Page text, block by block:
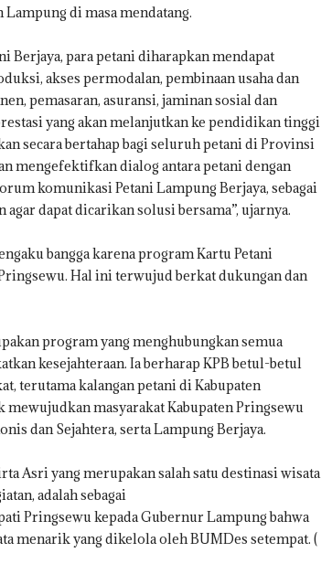
di masa mendatang.
Berjaya, para petani diharapkan mendapat
akses permodalan, pembinaan usaha dan
pemasaran, asuransi, jaminan sosial dan
yang akan melanjutkan ke pendidikan tinggi
secara bertahap bagi seluruh petani di Provinsi
mengefektifkan dialog antara petani dengan
komunikasi Petani Lampung Berjaya, sebagai
dapat dicarikan solusi bersama”, ujarnya.
bangga karena program Kartu Petani
Hal ini terwujud berkat dukungan dan
program yang menghubungkan semua
kesejahteraan. Ia berharap KPB betul-betul
terutama kalangan petani di Kabupaten
mewujudkan masyarakat Kabupaten Pringsewu
dan Sejahtera, serta Lampung Berjaya.
Asri yang merupakan salah satu destinasi wisata
adalah sebagai
Pringsewu kepada Gubernur Lampung bahwa
menarik yang dikelola oleh BUMDes setempat. (